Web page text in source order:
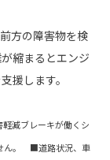
方の障害物を検
縮まるとエンジ
援します。
減ブレーキが働くシ
ん。 ■道路状況、車